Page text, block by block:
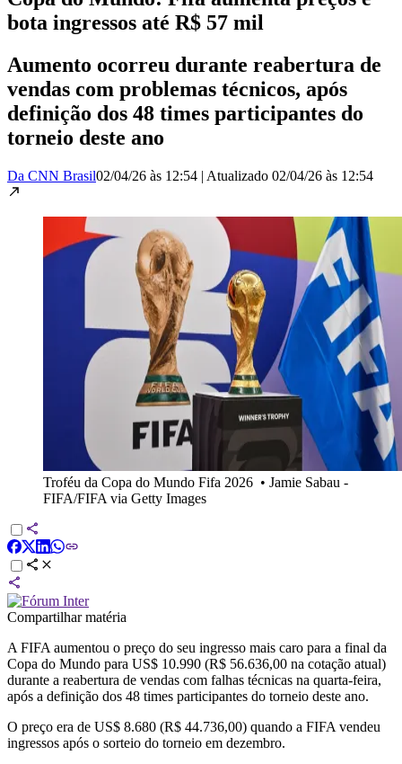
bota ingressos até R$ 57 mil
Aumento ocorreu durante reabertura de
vendas com problemas técnicos, após
definição dos 48 times participantes do
torneio deste ano
Da CNN Brasil02/04/26 às 12:54 | Atualizado 02/04/26 às 12:54
Troféu da Copa do Mundo Fifa 2026 • Jamie Sabau -
FIFA/FIFA via Getty Images
Compartilhar matéria
A FIFA aumentou o preço do seu ingresso mais caro para a final da
Copa do Mundo para US$ 10.990 (R$ 56.636,00 na cotação atual)
durante a reabertura de vendas com falhas técnicas na quarta-feira,
após a definição dos 48 times participantes do torneio deste ano.
O preço era de US$ 8.680 (R$ 44.736,00) quando a FIFA vendeu
ingressos após o sorteio do torneio em dezembro.